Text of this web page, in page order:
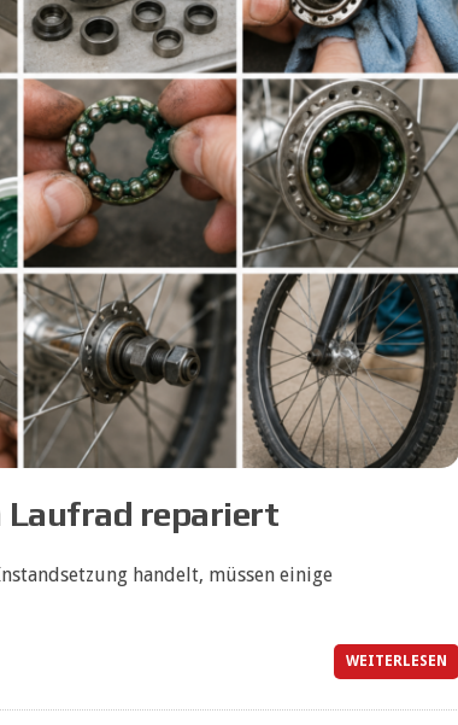
Laufrad repariert
handelt, müssen einige
WEITERLESEN